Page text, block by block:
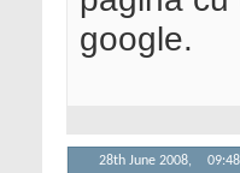
google.
28th June 2008, 09:48